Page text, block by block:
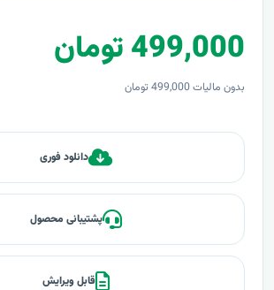
499,000 تومان
بدون مالیات 499,000 تومان
دانلود فوری
پشتیبانی محصول
قابل ویرایش